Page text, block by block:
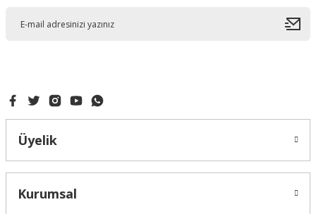
Bu ürüne benzer farklı alternatifler olmalı.
Üyelik
Kurumsal